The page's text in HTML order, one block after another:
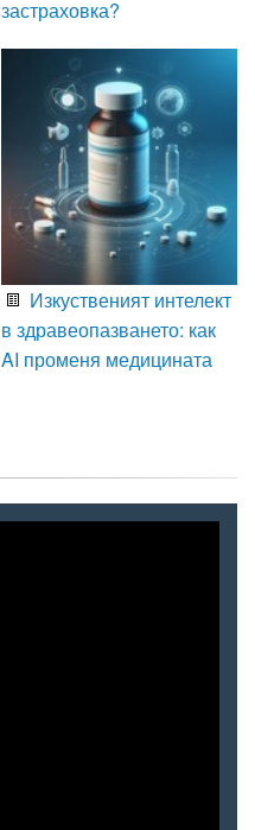
застраховка?
Изкуственият интелект
в здравеопазването: как
AI променя медицината